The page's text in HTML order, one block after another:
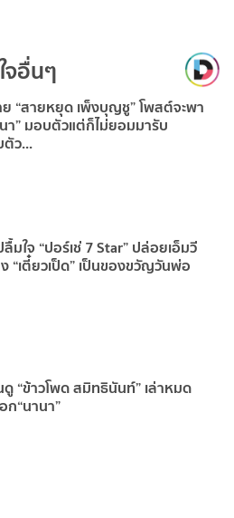
อื่นๆ
“สายหยุด เพ็งบุญชู” โพสต์จะพา
า” มอบตัวแต่ก็ไม่ยอมมารับ
ว...
จ “ปอร์เช่ 7 Star” ปล่อยเอ็มวี
“เตี๋ยวเป็ด” เป็นของขวัญวันพ่อ
“ข้าวโพด สมิทธินันท์” เล่าหมด
ก“นานา”